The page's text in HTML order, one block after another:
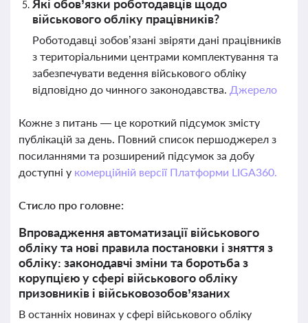
Які обов’язки роботодавців щодо
військового обліку працівників?
Роботодавці зобов’язані звіряти дані працівників
з територіальними центрами комплектування та
забезпечувати ведення військового обліку
відповідно до чинного законодавства. Джерело
Кожне з питань — це короткий підсумок змісту
публікацій за день. Повний список першоджерел з
посиланнями та розширений підсумок за добу
доступні у комерційній версії Платформи LIGA360.
Стисло про головне:
Впровадження автоматизації військового
обліку та нові правила постановки і зняття з
обліку: законодавчі зміни та боротьба з
корупцією у сфері військового обліку
призовників і військовозобов’язаних
В останніх новинах у сфері військового обліку